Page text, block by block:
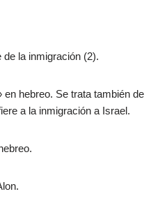
la inmigración (2).
en hebreo. Se trata también de
a la inmigración a Israel.